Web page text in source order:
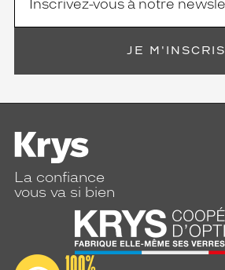
JE M'INSCRIS
La confiance
vous va si bien